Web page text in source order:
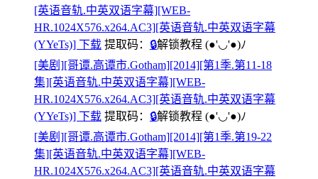
[英语音轨.中英双语字幕][WEB-
HR.1024X576.x264.AC3][英语音轨.中英双语字幕
(YYeTs)] 下载 提取码： 🔒解锁教程 (●'◡'●)ﾉ
[美剧][哥谭.高谭市.Gotham][2014][第1季.第11-18
集][英语音轨.中英双语字幕][WEB-
HR.1024X576.x264.AC3][英语音轨.中英双语字幕
(YYeTs)] 下载 提取码： 🔒解锁教程 (●'◡'●)ﾉ
[美剧][哥谭.高谭市.Gotham][2014][第1季.第19-22
集][英语音轨.中英双语字幕][WEB-
HR.1024X576.x264.AC3][英语音轨.中英双语字幕